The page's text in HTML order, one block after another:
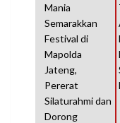
Mania
Semarakkan
Festival di
Mapolda
Jateng,
Pererat
Silaturahmi dan
Dorong